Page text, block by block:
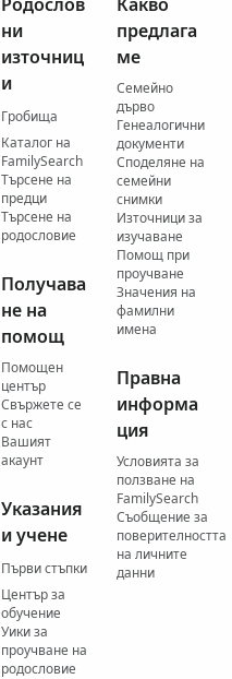
ни
източниц
и
Гробища
Каталог на
FamilySearch
Търсене на
предци
Търсене на
родословие
Получава
не на
помощ
Помощен
център
Свържете се
с нас
Вашият
акаунт
Указания
и учене
Първи стъпки
Център за
обучение
Уики за
проучване на
родословие
предлага
ме
Семейно
дърво
Генеалогични
документи
Споделяне на
семейни
снимки
Източници за
изучаване
Помощ при
проучване
Значения на
фамилни
имена
Правна
информа
ция
Условията за
ползване на
FamilySearch
Съобщение за
поверителността
на личните
данни